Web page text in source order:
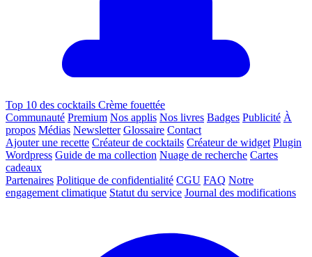
Top 10 des cocktails Crème fouettée
Communauté Premium Nos applis Nos livres Badges Publicité À
propos Médias Newsletter Glossaire Contact
Ajouter une recette Créateur de cocktails Créateur de widget Plugin
Wordpress Guide de ma collection Nuage de recherche Cartes
cadeaux
Partenaires Politique de confidentialité CGU FAQ Notre
engagement climatique Statut du service Journal des modifications